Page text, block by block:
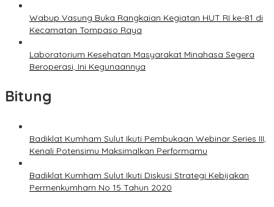
Wabup Vasung Buka Rangkaian Kegiatan HUT RI ke-81 di
Kecamatan Tompaso Raya
Laboratorium Kesehatan Masyarakat Minahasa Segera
Beroperasi, Ini Kegunaannya
Bitung
Badiklat Kumham Sulut Ikuti Pembukaan Webinar Series III,
Kenali Potensimu Maksimalkan Performamu
Badiklat Kumham Sulut Ikuti Diskusi Strategi Kebijakan
Permenkumham No 15 Tahun 2020